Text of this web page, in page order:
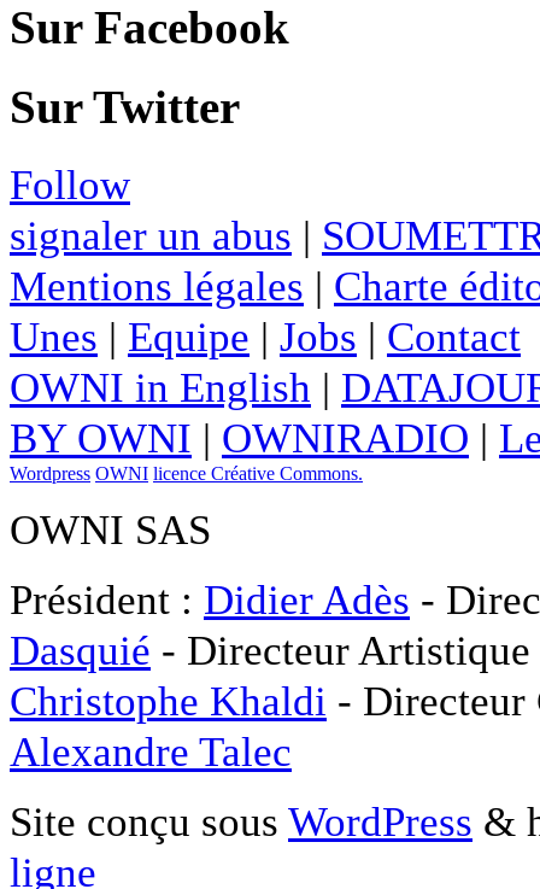
Sur Facebook
Sur Twitter
Follow
signaler un abus |
Mentions légales | Charte
Unes | Equipe | Jobs | Contact
OWNI in English |
BY OWNI | OWNIRADIO |
Wordpress OWNI licence Créative Commons.
OWNI SAS
Président : Didier Adès -
Dasquié - Directeur
Christophe Khaldi -
Alexandre Talec
Site conçu sous WordPress &
ligne